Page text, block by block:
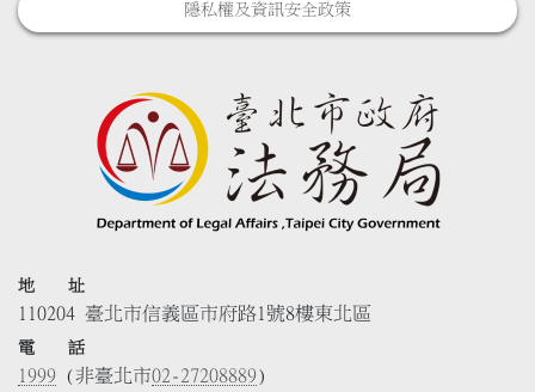
隱私權及資訊安全政策
地 址
110204 臺北市信義區市府路1號8樓東北區
電 話
1999 (非臺北市02-27208889)